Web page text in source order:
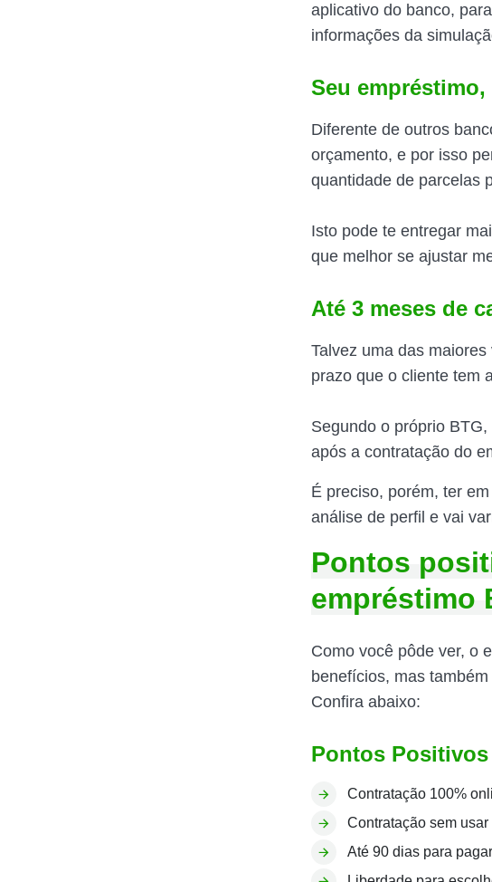
aplicativo do banco,
informações da
Seu empréstimo,
Diferente de outros
orçamento, e por isso
quantidade de parcelas
Isto pode te entregar
que melhor se ajustar
Até 3 meses de
Talvez uma das
prazo que o cliente tem
Segundo o próprio
após a contratação do
É preciso, porém, ter
análise de perfil e vai
Pontos
empréstimo
Como você pôde ver, o
benefícios, mas
Confira abaixo:
Pontos Positivos
Contratação 100%
Contratação sem
Até 90 dias para